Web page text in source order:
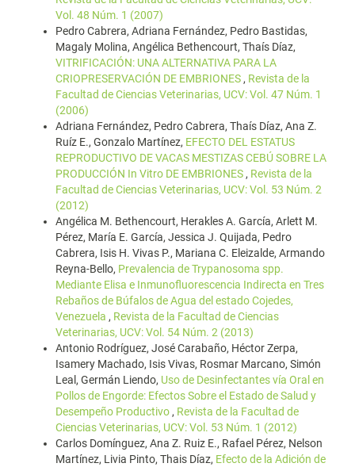
Vol. 48 Núm. 1 (2007)
Pedro Cabrera, Adriana Fernández, Pedro Bastidas,
Magaly Molina, Angélica Bethencourt, Thaís Díaz,
VITRIFICACIÓN: UNA ALTERNATIVA PARA LA
CRIOPRESERVACIÓN DE EMBRIONES , Revista de la
Facultad de Ciencias Veterinarias, UCV: Vol. 47 Núm. 1
(2006)
Adriana Fernández, Pedro Cabrera, Thaís Díaz, Ana Z.
Ruíz E., Gonzalo Martínez, EFECTO DEL ESTATUS
REPRODUCTIVO DE VACAS MESTIZAS CEBÚ SOBRE LA
PRODUCCIÓN In Vitro DE EMBRIONES , Revista de la
Facultad de Ciencias Veterinarias, UCV: Vol. 53 Núm. 2
(2012)
Angélica M. Bethencourt, Herakles A. García, Arlett M.
Pérez, María E. García, Jessica J. Quijada, Pedro
Cabrera, Isis H. Vivas P., Mariana C. Eleizalde, Armando
Reyna-Bello, Prevalencia de Trypanosoma spp.
Mediante Elisa e Inmunofluorescencia Indirecta en Tres
Rebaños de Búfalos de Agua del estado Cojedes,
Venezuela , Revista de la Facultad de Ciencias
Veterinarias, UCV: Vol. 54 Núm. 2 (2013)
Antonio Rodríguez, José Carabaño, Héctor Zerpa,
Isamery Machado, Isis Vivas, Rosmar Marcano, Simón
Leal, Germán Liendo, Uso de Desinfectantes vía Oral en
Pollos de Engorde: Efectos Sobre el Estado de Salud y
Desempeño Productivo , Revista de la Facultad de
Ciencias Veterinarias, UCV: Vol. 53 Núm. 1 (2012)
Carlos Domínguez, Ana Z. Ruiz E., Rafael Pérez, Nelson
Martínez, Livia Pinto, Thais Díaz, Efecto de la Adición de